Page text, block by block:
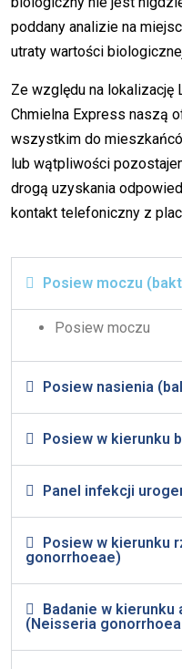
poddany analizie na
utraty wartości
Ze względu na
Chmielna Express naszą
wszystkim do
lub wątpliwości
drogą uzyskania
kontakt telefoniczny z
Posiew moczu
Posiew moczu
Posiew nasienia
Posiew w kierunku
Panel infekcji
Posiew w kierunku
gonorrhoeae)
Badanie w
(Neisseria